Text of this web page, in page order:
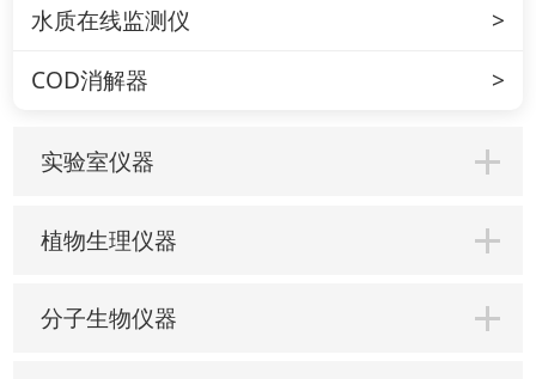
水质在线监测仪
COD消解器
实验室仪器
植物生理仪器
分子生物仪器